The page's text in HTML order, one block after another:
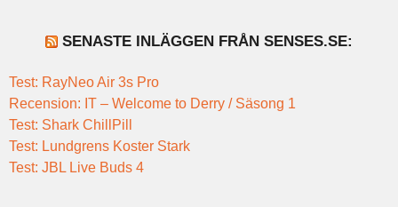
SENASTE INLÄGGEN FRÅN SENSES.SE:
Test: RayNeo Air 3s Pro
Recension: IT – Welcome to Derry / Säsong 1
Test: Shark ChillPill
Test: Lundgrens Koster Stark
Test: JBL Live Buds 4